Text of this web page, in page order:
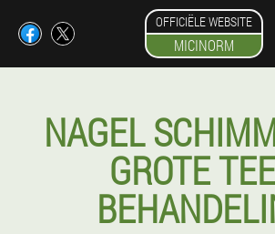
OFFICIËLE WEBSITE
MICINORM
NAGEL
GROTE